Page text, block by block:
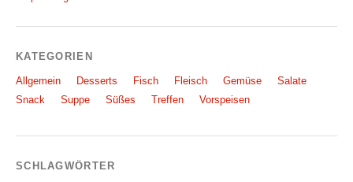
KATEGORIEN
Allgemein Desserts Fisch Fleisch Gemüse
Salate
Snack
Suppe Süßes Treffen Vorspeisen
SCHLAGWÖRTER